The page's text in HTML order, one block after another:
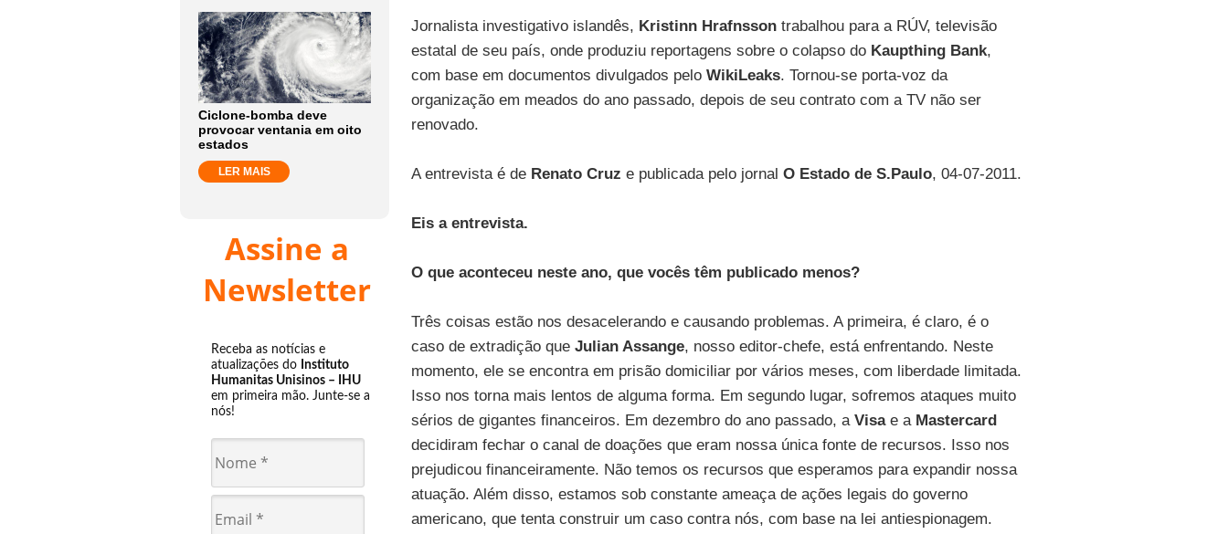
Ciclone-bomba deve
provocar ventania em oito
estados
LER MAIS
Assine a
Newsletter
Receba as notícias e
atualizações do Instituto
Humanitas Unisinos – IHU
em primeira mão. Junte-se a
nós!
Jornalista investigativo islandês, Kristinn Hrafnssontrabalhou para a RÚV, televisão
estatal de seu país, onde produziu reportagens sobre o colapso do Kaupthing Bank,
com base em documentos divulgados pelo WikiLeaks. Tornou-se porta-voz da
organização em meados do ano passado, depois de seu contrato com a TV não ser
renovado.
A entrevista é de Renato Cruz e publicada pelo jornal O Estado de S.Paulo, 04-07-2011.
Eis a entrevista.
O que aconteceu neste ano, que vocês têm publicado menos?
Três coisas estão nos desacelerando e causando problemas. A primeira, é claro, é o
caso de extradição que Julian Assange, nosso editor-chefe, está enfrentando. Neste
momento, ele se encontra em prisão domiciliar por vários meses, com liberdade limitada.
Isso nos torna mais lentos de alguma forma. Em segundo lugar, sofremos ataques muito
sérios de gigantes financeiros. Em dezembro do ano passado, a Visa e a Mastercard
decidiram fechar o canal de doações que eram nossa única fonte de recursos. Isso nos
prejudicou financeiramente. Não temos os recursos que esperamos para expandir nossa
atuação. Além disso, estamos sob constante ameaça de ações legais do governo
americano, que tenta construir um caso contra nós, com base na lei antiespionagem.